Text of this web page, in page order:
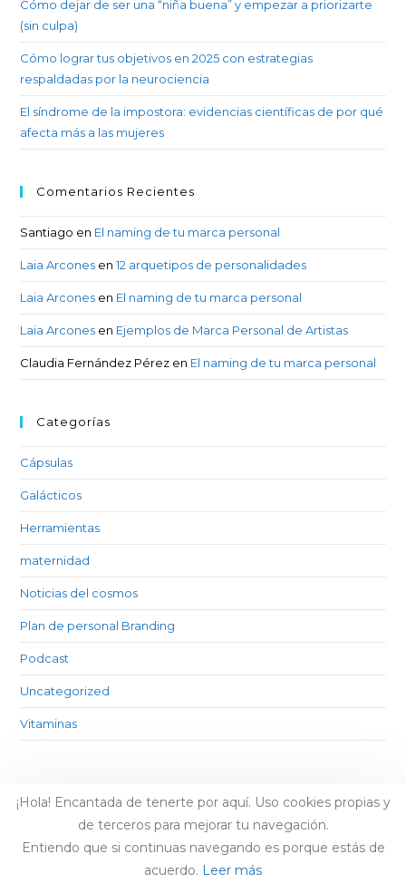
Cómo dejar de ser una “niña buena” y empezar a priorizarte
(sin culpa)
Cómo lograr tus objetivos en 2025 con estrategias
respaldadas por la neurociencia
El síndrome de la impostora: evidencias científicas de por qué
afecta más a las mujeres
Comentarios Recientes
Santiago en El naming de tu marca personal
Laia Arcones en12 arquetipos de personalidades
Laia Arcones en El naming de tu marca personal
Laia Arcones en Ejemplos de Marca Personal de Artistas
Claudia Fernández Pérez en El naming de tu marca personal
Categorías
Cápsulas
Galácticos
Herramientas
maternidad
Noticias del cosmos
Plan de personal Branding
Podcast
Uncategorized
Vitaminas
¡Hola! Encantada de tenerte por aquí. Uso cookies propias y
de terceros para mejorar tu navegación.
Entiendo que si continuas navegando es porque estás de
acuerdo. Leer más